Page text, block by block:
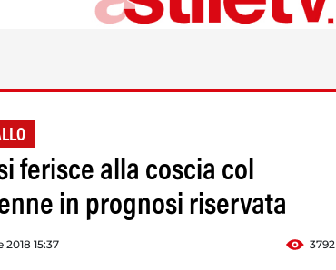
ferisce alla coscia col
in prognosi riservata
15:37 3792